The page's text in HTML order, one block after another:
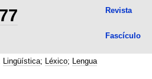
Revista
Fascículo
Lingüística; Léxico; Lengua